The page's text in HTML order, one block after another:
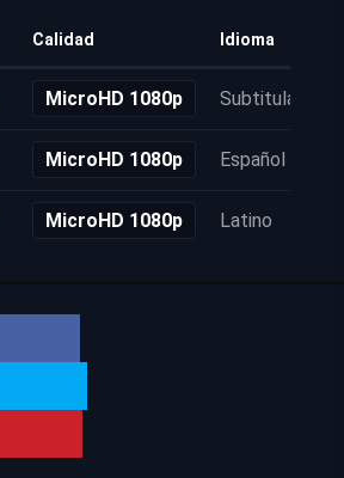
Calidad Idioma
MicroHD 1080p Subtitulada
MicroHD 1080p Español
MicroHD 1080p Latino